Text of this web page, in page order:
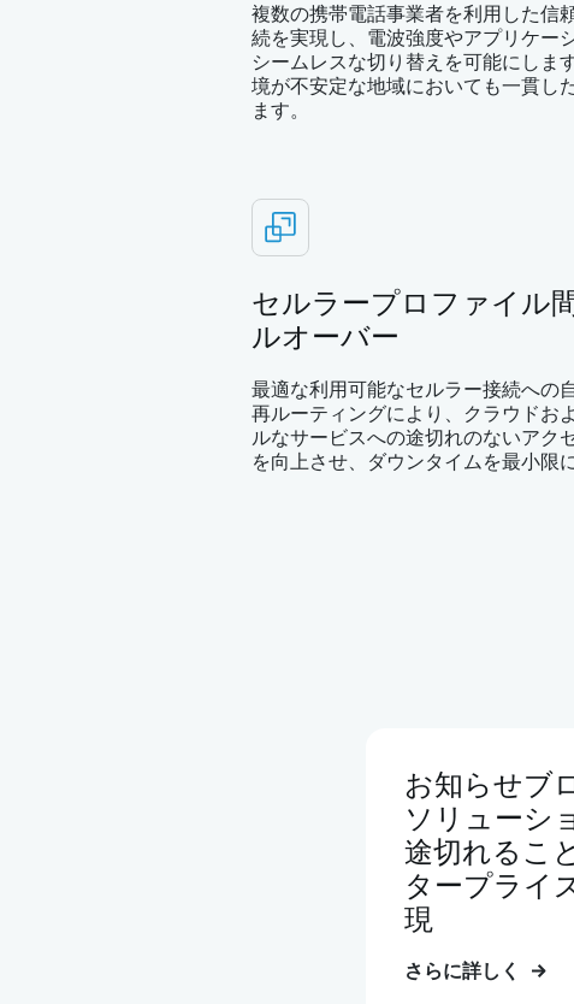
複数の携帯電話事業者を利用した信
続を実現し、電波強度やアプリケー
シームレスな切り替えを可能にしま
境が不安定な地域においても一貫し
ます。
セルラープロファイル
ルオーバー
最適な利用可能なセルラー接続への
再ルーティングにより、クラウドお
ルなサービスへの途切れのないアク
を向上させ、ダウンタイムを最小限
お知らせブ
ソリューシ
途切れるこ
タープライ
現
さらに詳しく